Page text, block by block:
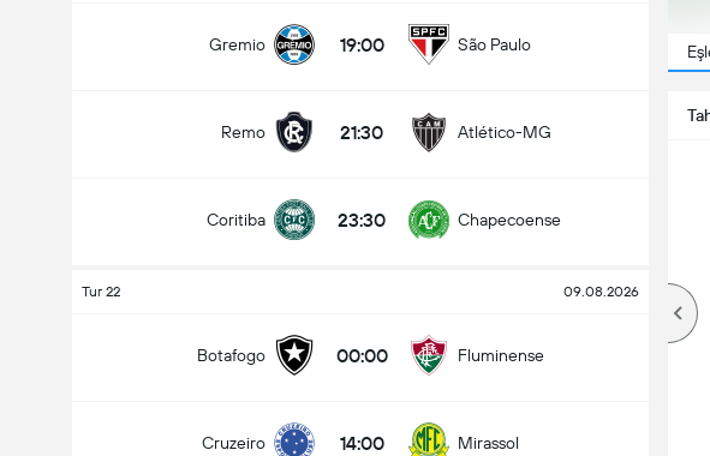
Gremio 19:00 São Paulo
Remo 21:30 Atlético-MG
Coritiba 23:30 Chapecoense
Tur 22 09.08.2026
Botafogo 00:00 Fluminense
Cruzeiro 14:00 Mirassol